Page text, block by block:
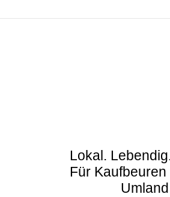
Lokal.
Für
Umland